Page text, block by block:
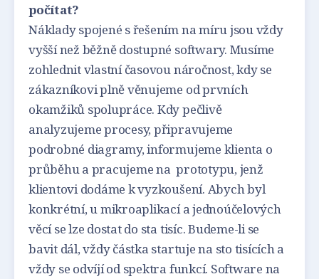
počítat?
Náklady spojené s řešením na míru jsou vždy
vyšší než běžně dostupné softwary. Musíme
zohlednit vlastní časovou náročnost, kdy se
zákazníkovi plně věnujeme od prvních
okamžiků spolupráce. Kdy pečlivě
analyzujeme procesy, připravujeme
podrobné diagramy, informujeme klienta o
průběhu a pracujeme na prototypu, jenž
klientovi dodáme k vyzkoušení. Abych byl
konkrétní, u mikroaplikací a jednoúčelových
věcí se lze dostat do sta tisíc. Budeme-li se
bavit dál, vždy částka startuje na sto tisících a
vždy se odvíjí od spektra funkcí. Software na